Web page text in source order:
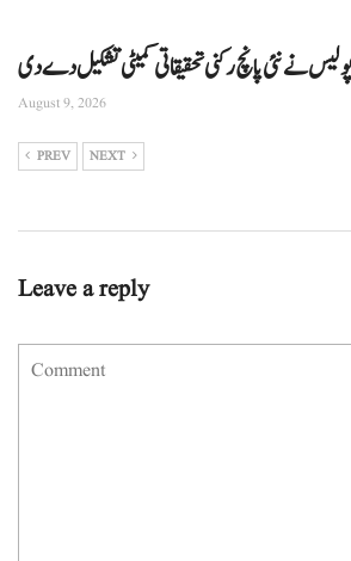
نے نئی پانچ رکنی تحقیقاتی کمیٹی تشکیل دے دی
August 9, 2026
PREV NEXT
Leave a reply